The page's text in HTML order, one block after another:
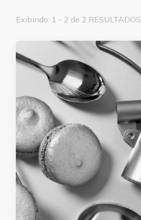
Exibindo: 1 - 2 de 2 RESULTADOS